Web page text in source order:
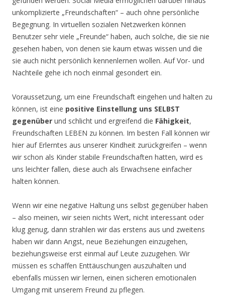
unkomplizierte „Freundschaften“ – auch ohne persönliche
Begegnung. In virtuellen sozialen Netzwerken können
Benutzer sehr viele „Freunde“ haben, auch solche, die sie nie
gesehen haben, von denen sie kaum etwas wissen und die
sie auch nicht persönlich kennenlernen wollen. Auf Vor- und
Nachteile gehe ich noch einmal gesondert ein.
Voraussetzung, um eine Freundschaft eingehen und halten zu
können, ist eine positive Einstellung uns SELBST
gegenüber und schlicht und ergreifend die Fähigkeit,
Freundschaften LEBEN zu können. Im besten Fall können wir
hier auf Erlerntes aus unserer Kindheit zurückgreifen – wenn
wir schon als Kinder stabile Freundschaften hatten, wird es
uns leichter fallen, diese auch als Erwachsene einfacher
halten können.
Wenn wir eine negative Haltung uns selbst gegenüber haben
– also meinen, wir seien nichts Wert, nicht interessant oder
klug genug, dann strahlen wir das erstens aus und zweitens
haben wir dann Angst, neue Beziehungen einzugehen,
beziehungsweise erst einmal auf Leute zuzugehen. Wir
müssen es schaffen Enttäuschungen auszuhalten und
ebenfalls müssen wir lernen, einen sicheren emotionalen
Umgang mit unserem Freund zu pflegen.